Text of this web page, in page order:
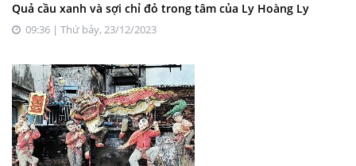
Quả cầu xanh và sợi chỉ đỏ trong tâm của Ly Hoàng Ly
09:36 | Thứ bảy, 23/12/2023